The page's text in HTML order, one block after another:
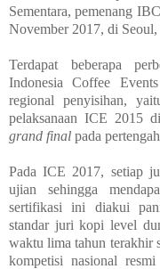
Sementara, pemenang
November 2017, di Seoul,
Terdapat beberapa
Indonesia Coffee
regional penyisihan,
pelaksanaan ICE 2015
grand final pada
Pada ICE 2017, setiap
ujian sehingga
sertifikasi ini diakui
standar juri kopi level
waktu lima tahun terakhir
kompetisi nasional